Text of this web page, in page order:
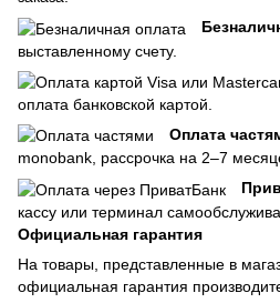
выставленному счету.
оплата банковской картой.
Оплата
monobank, рассрочка на 2–7
кассу или терминал
Официальная гарантия
На товары, представленные в
официальная гарантия